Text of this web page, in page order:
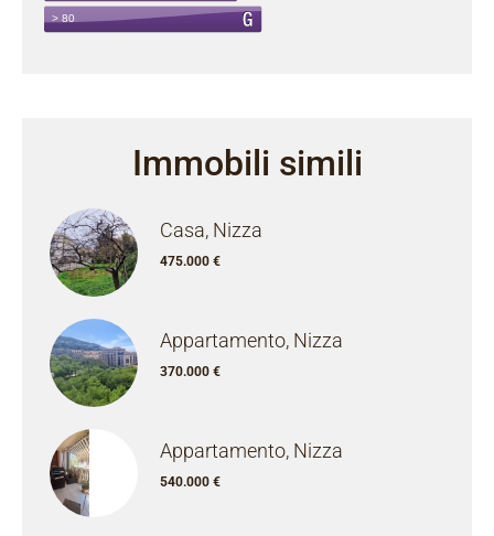
Immobili simili
Casa, Nizza
475.000 €
Appartamento, Nizza
370.000 €
Appartamento, Nizza
540.000 €